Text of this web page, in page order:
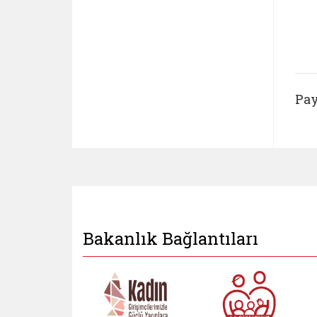
Bakanlık Bağlantıları